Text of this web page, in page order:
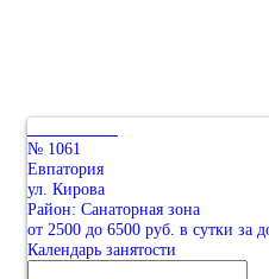
№ 1061
Евпатория
ул. Кирова
Район: Санаторная зона
от 2500 до 6500 руб. в сутки за
Календарь занятости